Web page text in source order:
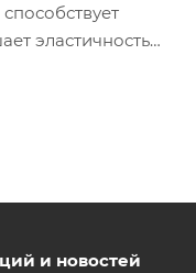
эластичность
морщины,
и новостей